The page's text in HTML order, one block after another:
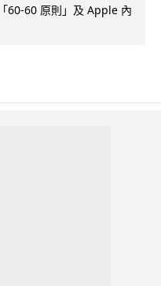
60-60 原則」及 Apple 內